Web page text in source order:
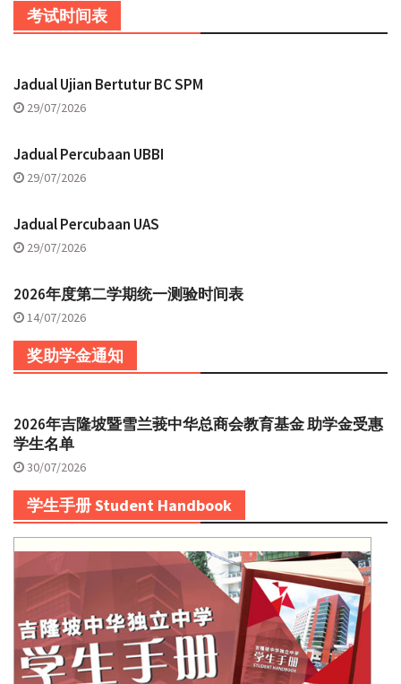
考试时间表
Jadual Ujian Bertutur BC SPM
29/07/2026
Jadual Percubaan UBBI
29/07/2026
Jadual Percubaan UAS
29/07/2026
2026年度第二学期统一测验时间表
14/07/2026
奖助学金通知
2026年吉隆坡暨雪兰莪中华总商会教育基金 助学金受惠
学生名单
30/07/2026
学生手册 Student Handbook